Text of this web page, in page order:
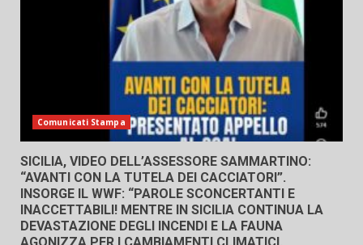
Comunicati Stampa
SICILIA, VIDEO DELL’ASSESSORE SAMMARTINO:
“AVANTI CON LA TUTELA DEI CACCIATORI”.
INSORGE IL WWF: “PAROLE SCONCERTANTI E
INACCETTABILI! MENTRE IN SICILIA CONTINUA LA
DEVASTAZIONE DEGLI INCENDI E LA FAUNA